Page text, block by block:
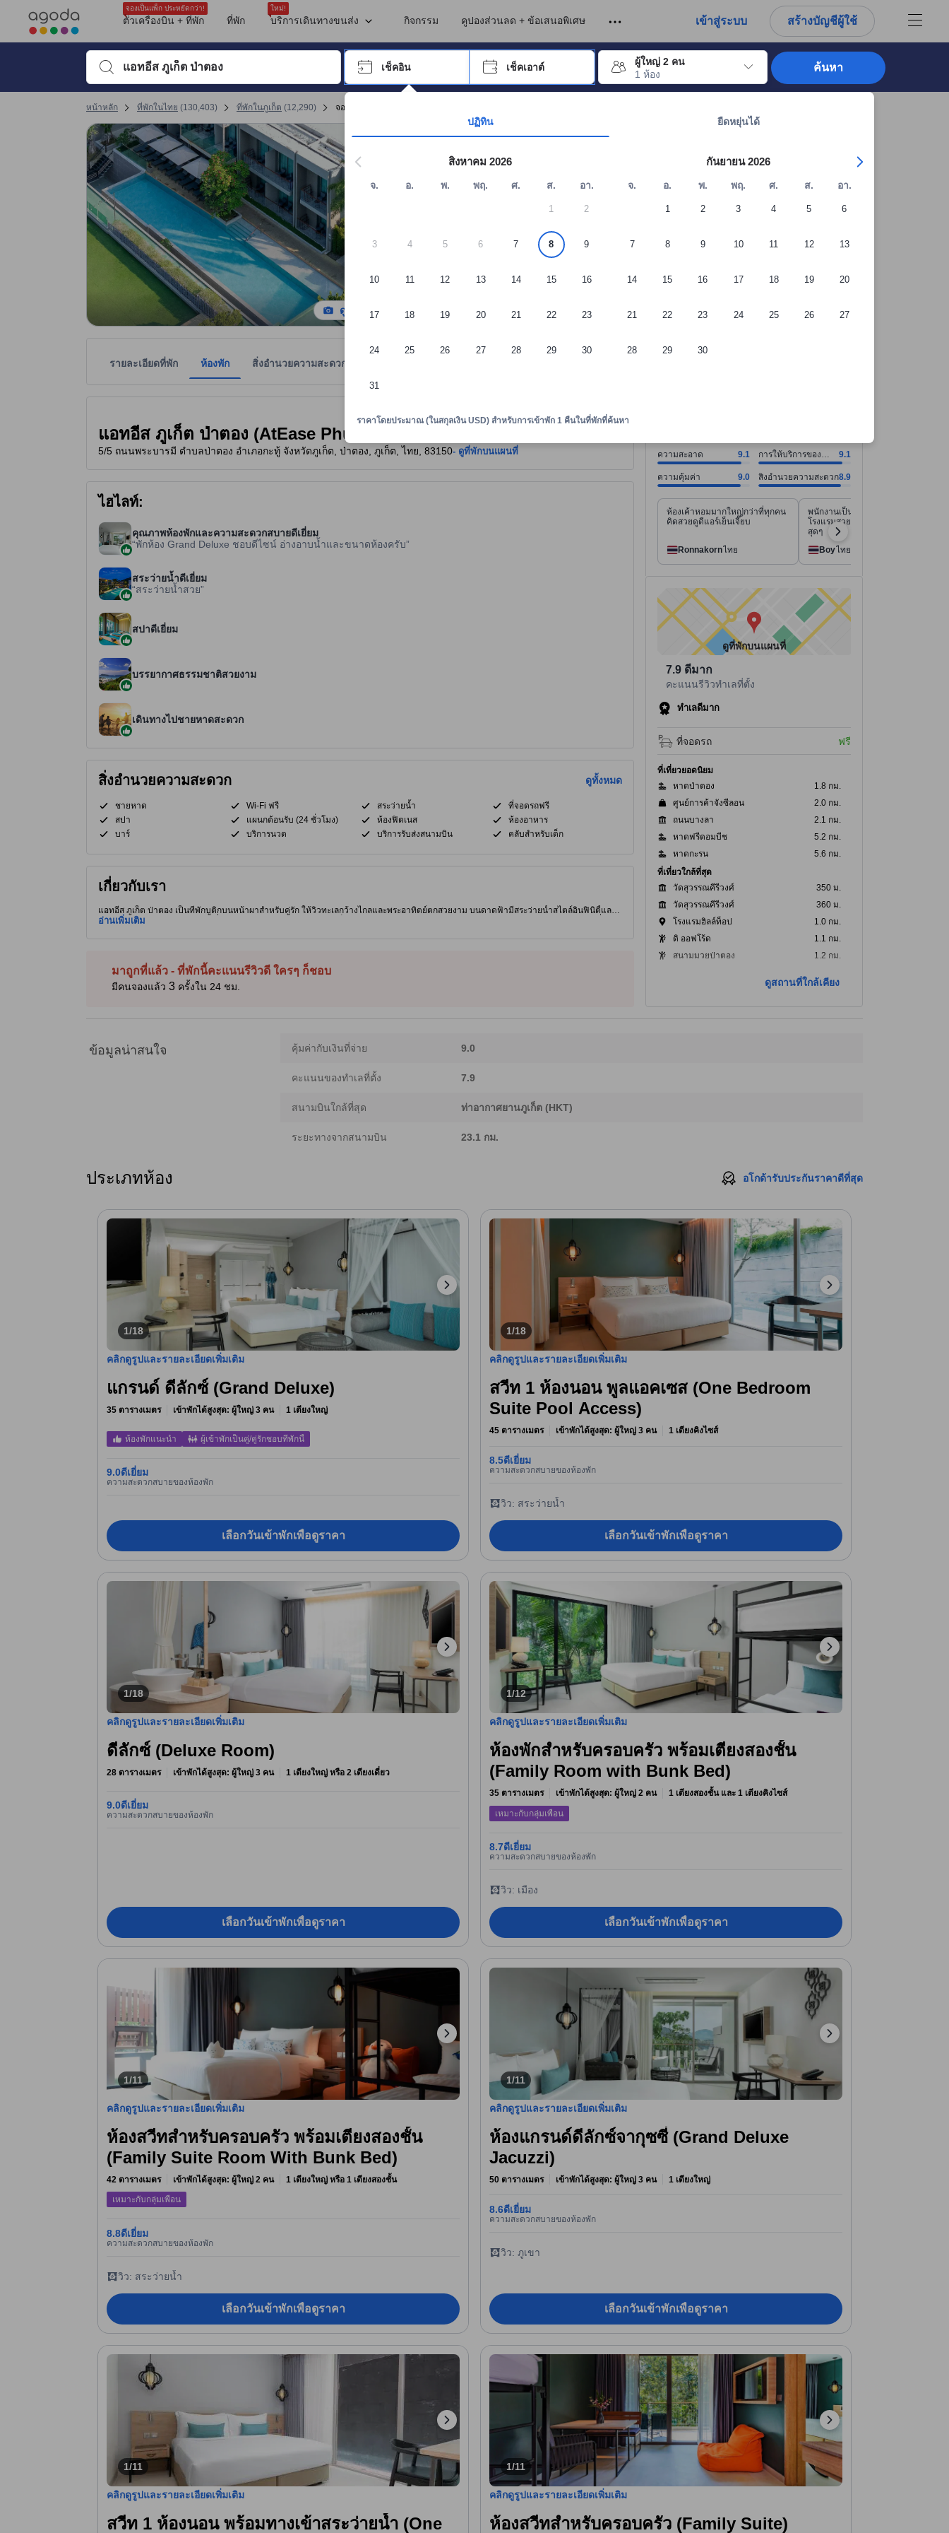
จองเป็นแพ็ก ประหยัดกว่า!
ตั๋วเครื่องบิน + ที่พัก ที่พัก
ใหม่!
บริการเดินทางขนส่ง กิจกรรม คูปองส่วนลด + ข้อเสนอพิเศษ เข้าสู่ระบบ สร้างบัญชีผู้ใช้
พิมพ์ชื่อที่พักหรือคำที่ต้องการค้นหา จากนั้นใช้ปุ่มลูกศรหรือปุ่ม Tab เพื่อเลื่อนหาคำที่ต้องการ แล้วกดปุ่ม Enter เพื่อเลือก
เช็คอิน เช็คเอาต์
ผู้ใหญ่ 2 คน
1 ห้อง
กด Enter เพื่อเลือกวันที่ ใช้ปุ่มลูกศรเพื่อเลือกวันเช็คอินและเช็คเอาต์ เมื่อไปถึงวันเช็คอินที่ต้องการ ให้กดปุ่ม Enter เพื่อเลือกวันเช็คอินดังกล่าว ทำซ้ำขั้นตอ
ปฏิทิน ยืดหยุ่นได้
สิงหาคม 2026
จ. อ. พ. พฤ. ศ. ส. อา.
1 2
3 4 5 6 7 8 9
10 11 12 13 14 15 16
17 18 19 20 21 22 23
24 25 26 27 28 29 30
31
กันยายน 2026
จ. อ. พ. พฤ. ศ. ส. อา.
1 2 3 4 5 6
7 8 9 10 11 12 13
14 15 16 17 18 19 20
21 22 23 24 25 26 27
28 29 30
ราคาโดยประมาณ (ในสกุลเงิน USD) สำหรับการเข้าพัก 1 คืนในที่พักที่ค้นหา
ค้นหา
หน้าหลัก ที่พักในไทย (130,403) ที่พักในภูเก็ต (12,290) จอง แอทอีส ภูเก็ต ป่าตอง
ดูรูปทั้งหมด +54 รูปภาพจากผู้เข้าพัก
รายละเอียดที่พัก ห้องพัก สิ่งอำนวยความสะดวก
แอทอีส ภูเก็ต ป่าตอง (AtEase Phuket Patong )
5/5 ถนนพระบารมี ตำบลป่าตอง อำเภอกะทู้ จังหวัดภูเก็ต, ป่าตอง, ภูเก็ต, ไทย, 83150- ดูที่พักบนแผนที่
ไฮไลท์:
คุณภาพห้องพักและความสะดวกสบายดีเยี่ยม
พักห้อง Grand Deluxe ชอบดีไซน์ อ่างอาบน้ำและขนาดห้องครับ
สระว่ายน้ำดีเยี่ยม
สระว่ายน้ำสวย
สปาดีเยี่ยม
บรรยากาศธรรมชาติสวยงาม
เดินทางไปชายหาดสะดวก
สิ่งอำนวยความสะดวก ดูทั้งหมด
ชายหาด Wi-Fi ฟรี สระว่ายน้ำ
ที่จอดรถฟรี
สปา
แผนกต้อนรับ (24 ชั่วโมง) ห้องฟิตเนส
ห้องอาหาร
บาร์
บริการนวด บริการรับส่งสนามบิน คลับสำหรับเด็ก
เกี่ยวกับเรา
แอทอีส ภูเก็ต ป่าตอง เป็นที่พักบูติกบนหน้าผาสำหรับคู่รัก ให้วิวทะเลกว้างไกลและพระอาทิตย์ตกสวยงาม บนดาดฟ้ามีสระว่ายน้ำสไตล์อินฟินิตี้และ
เทอเรซสำหรับผ่อนคลาย สปาในที่พักให้บริการนวดอโรม่าแบบไทยเป็นเอกลักษณ์ พร้อมบริการแตะส่วนตัวและรถรับส่งไปยังแหล่งบันเทิงยามค่ำและ
สนามมวยป่าตอง ศูนย์การค้าจังซีลอน และป่าตองโอทอปช็อปปิ้งพาราไดซ์อยู่ห่างเพียงขับรถเล็กน้อย [เนื้อหาบางส่วนใช้เทคโนโลยี Generative AI
จึงอาจมีความคลาดเคลื่อนได้]
อ่านเพิ่มเติม
มาถูกที่แล้ว - ที่พักนี้คะแนนรีวิวดี ใครๆ ก็ชอบ
มีคนจองแล้ว 3 ครั้งใน 24 ชม.
ความสะอาด 9.1
การให้บริการของ
พนักงาน
9.1
ความคุ้มค่า 9.0 สิ่งอำนวยความสะดวก8.9
ห้องเค้าหอมมากใหญ่กว่าที่ทุกคน
คิดสวยดูดีแอร์เย็นเจี๊ยบ
Ronnakornไทย
พนักงานเป็นมิตร บริการดีมาก
โรงแรมสวยมากๆค่ะ ประทับใจ
สุดๆ
Boyไทย
ดูที่พักบนแผนที่
7.9 ดีมาก
คะแนนรีวิวทำเลที่ตั้ง
ทำเลดีมาก
ที่จอดรถ ฟรี
ที่เที่ยวยอดนิยม
หาดป่าตอง
1.8 กม.
ศูนย์การค้าจังซีลอน
2.0 กม.
ถนนบางลา
2.1 กม.
หาดฟรีดอมบีช
5.2 กม.
หาดกะรน
5.6 กม.
ที่เที่ยวใกล้ที่สุด
วัดสุวรรณคีรีวงศ์
350 ม.
วัดสุวรรณคีรีวงศ์
360 ม.
โรงแรมฮิลล์ท็อป
1.0 กม.
ดิ ออฟโร้ด
1.1 กม.
สนามมวยป่าตอง
1.2 กม.
ดูสถานที่ใกล้เคียง
ข้อมูลน่าสนใจ คุ้มค่ากับเงินที่จ่าย 9.0
คะแนนของทำเลที่ตั้ง 7.9
สนามบินใกล้ที่สุด ท่าอากาศยานภูเก็ต (HKT)
ระยะทางจากสนามบิน 23.1 กม.
ประเภทห้อง อโกด้ารับประกันราคาดีที่สุด
1/18
คลิกดูรูปและรายละเอียดเพิ่มเติม
แกรนด์ ดีลักซ์ (Grand Deluxe)
35 ตารางเมตร เข้าพักได้สูงสุด: ผู้ใหญ่ 3 คน 1 เตียงใหญ่
ห้องพักแนะนำ ผู้เข้าพักเป็นคู่/คู่รักชอบที่พักนี้
9.0ดีเยี่ยม
ความสะดวกสบายของห้องพัก
เลือกวันเข้าพักเพื่อดูราคา
1/18
คลิกดูรูปและรายละเอียดเพิ่มเติม
สวีท 1 ห้องนอน พูลแอคเซส (One Bedroom
Suite Pool Access)
45 ตารางเมตร เข้าพักได้สูงสุด: ผู้ใหญ่ 3 คน 1 เตียงคิงไซส์
8.5ดีเยี่ยม
ความสะดวกสบายของห้องพัก
วิว: สระว่ายน้ำ
เลือกวันเข้าพักเพื่อดูราคา
1/18
คลิกดูรูปและรายละเอียดเพิ่มเติม
ดีลักซ์ (Deluxe Room)
28 ตารางเมตร เข้าพักได้สูงสุด: ผู้ใหญ่ 3 คน 1 เตียงใหญ่ หรือ 2 เตียงเดี่ยว
9.0ดีเยี่ยม
ความสะดวกสบายของห้องพัก
เลือกวันเข้าพักเพื่อดูราคา
1/12
คลิกดูรูปและรายละเอียดเพิ่มเติม
ห้องพักสำหรับครอบครัว พร้อมเตียงสองชั้น
(Family Room with Bunk Bed)
35 ตารางเมตร เข้าพักได้สูงสุด: ผู้ใหญ่ 2 คน 1 เตียงสองชั้น และ 1 เตียงคิงไซส์
เหมาะกับกลุ่มเพื่อน
8.7ดีเยี่ยม
ความสะดวกสบายของห้องพัก
วิว: เมือง
เลือกวันเข้าพักเพื่อดูราคา
1/11
คลิกดูรูปและรายละเอียดเพิ่มเติม
ห้องสวีทสำหรับครอบครัว พร้อมเตียงสองชั้น
(Family Suite Room With Bunk Bed)
42 ตารางเมตร เข้าพักได้สูงสุด: ผู้ใหญ่ 2 คน 1 เตียงใหญ่ หรือ 1 เตียงสองชั้น
เหมาะกับกลุ่มเพื่อน
8.8ดีเยี่ยม
ความสะดวกสบายของห้องพัก
วิว: สระว่ายน้ำ
เลือกวันเข้าพักเพื่อดูราคา
1/11
คลิกดูรูปและรายละเอียดเพิ่มเติม
ห้องแกรนด์ดีลักซ์จากุซซี่ (Grand Deluxe
Jacuzzi)
50 ตารางเมตร เข้าพักได้สูงสุด: ผู้ใหญ่ 3 คน 1 เตียงใหญ่
8.6ดีเยี่ยม
ความสะดวกสบายของห้องพัก
วิว: ภูเขา
เลือกวันเข้าพักเพื่อดูราคา
1/11
คลิกดูรูปและรายละเอียดเพิ่มเติม
สวีท 1 ห้องนอน พร้อมทางเข้าสระว่ายน้ำ (One
1/11
คลิกดูรูปและรายละเอียดเพิ่มเติม
ห้องสวีทสำหรับครอบครัว (Family Suite)
รีวิวทั้งหมดของอโกด้ามาจากผู้เข้าพักจริง ซึ่งเขียนหลังจากการเดินทางไปเข้าพัก ดังนั้น คะแนนรีวิวและความคิดเห็นที่แสดงบนอโกด้า จึงมาจากประสบการณ์ตรงของผู้เข้าพักอย่างแท้จริง
คะแนนรีวิวที่ได้รับล่าสุด
คะแนนรีวิว 10 ครั้งล่าสุดของที่พัก
10 5.6 9.6 10 9.6 10
ความสะอาด 9.1 เต็ม 10 คะแนน ถือว่าได้คะแนนสูงในภูเก็ต
สิ่งอำนวยความสะดวก 8.9 เต็ม 10 คะแนน ถือว่าได้คะแนนสูงในภูเก็ต
ทำเลที่ตั้ง 7.9 เต็ม 10 คะแนน ถือว่าได้คะแนนสูงในภูเก็ต
การให้บริการของพนักงาน 9.1 เต็ม 10 คะแนน ถือว่าได้คะแนนสูงในภูเก็ต
คุ้มค่ากับเงินที่จ่าย 9 เต็ม 10 คะแนน ถือว่าได้คะแนนสูงในภูเก็ต
Mentioned in 172 reviews
Mentioned in 159 reviews
Mentioned in 99 reviews
Mentioned in 87 reviews
Mentioned in 58 reviews
ความสะดวกสบายของห้องพัก
Mentioned in 57 reviews
Mentioned in 41 reviews
Mentioned in 36 reviews
Mentioned in 31 reviews